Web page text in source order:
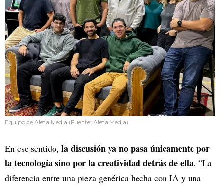
Equipo de Aleta Media (Fuente: Aleta Media)
En ese sentido, la discusión ya no pasa únicamente por
la tecnología sino por la creatividad detrás de ella. “La
diferencia entre una pieza genérica hecha con IA y una